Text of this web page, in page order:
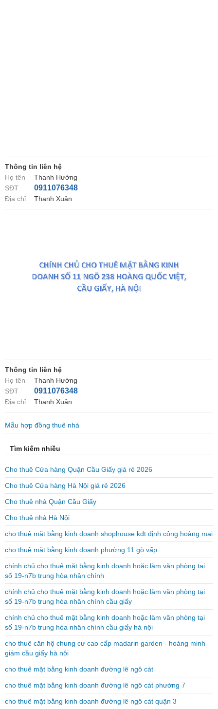
Thông tin liên hệ
Họ tên
Thanh Hường
SĐT
0911076348
Địa chỉ Thanh Xuân
Thông tin liên hệ
Họ tên
Thanh Hường
SĐT
0911076348
Địa chỉ Thanh Xuân
Mẫu hợp đồng thuê nhà
Tìm kiếm nhiều
Cho thuê Cửa hàng Quận Cầu Giấy giá rẻ 2026
Cho thuê Cửa hàng Hà Nội giá rẻ 2026
Cho thuê nhà Quận Cầu Giấy
Cho thuê nhà Hà Nội
cho thuê mặt bằng kinh doanh shophouse kđt định công hoàng mai
cho thuê mặt bằng kinh doanh phường 11 gò vấp
chính chủ cho thuê mặt bằng kinh doanh hoặc làm văn phòng tại
số 19-n7b trung hòa nhân chính
chính chủ cho thuê mặt bằng kinh doanh hoặc làm văn phòng tại
số 19-n7b trung hòa nhân chính cầu giấy
chính chủ cho thuê mặt bằng kinh doanh hoặc làm văn phòng tại
số 19-n7b trung hòa nhân chính cầu giấy hà nội
cho thuê căn hộ chung cư cao cấp madarin garden - hoàng minh
giám cầu giấy hà nội
cho thuê mặt bằng kinh doanh đường lê ngô cát
cho thuê mặt bằng kinh doanh đường lê ngô cát phường 7
cho thuê mặt bằng kinh doanh đường lê ngô cát quận 3